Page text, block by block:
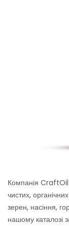
Компанія CraftOil
чистих,
зерен, насіння,
нашому каталозі